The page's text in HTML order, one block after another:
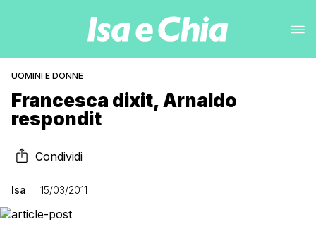
UOMINI E DONNE
Francesca dixit, Arnaldo
respondit
Condividi
Isa 15/03/2011